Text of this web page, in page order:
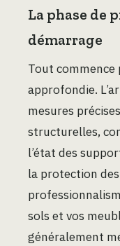
La phase de
démarrage
Tout commence
approfondie.
mesures
structurelles,
l’état des
la protection
sols et vos
généralement